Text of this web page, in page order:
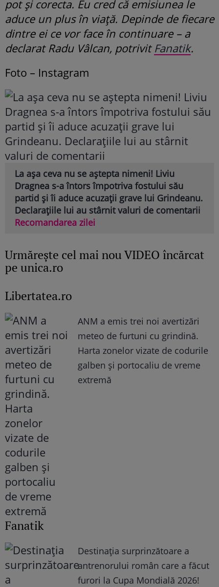
pot și corecta. Eu cred că emisiunea le
aduce un plus în viață. Depinde de fiecare
dintre ei ce vor face în continuare – a
declarat Radu Vâlcan, potrivit Fanatik.
Foto – Instagram
La așa ceva nu se aștepta nimeni! Liviu
Dragnea s-a întors împotriva fostului său
partid și îi aduce acuzații grave lui Grindeanu.
Declarațiile lui au stârnit valuri de comentarii
Recomandarea zilei
Urmăreşte cel mai nou VIDEO încărcat
pe unica.ro
Libertatea.ro
ANM a emis trei noi avertizări
meteo de furtuni cu grindină.
Harta zonelor vizate de codurile
galben și portocaliu de vreme
extremă
Fanatik
Destinația surprinzătoare a
antrenorului român care a făcut
furori la Cupa Mondială 2026!